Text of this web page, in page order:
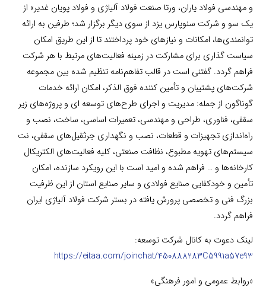
و مهندسی فولاد یاران، ورتا صنعت فولاد آلیاژی و فولاد پویان غدیر» از
یک سو و شرکت سنوپارس یزد از سوی دیگر برگزار شد؛ طرفین به ارائه
توانمندی‌ها، امکانات و نیازهای خود پرداختند تا از این طریق امکان
سیاست گذاری برای مشارکت در زمینه فعالیت‌های مرتبط با هر شرکت
فراهم گردد. گفتنی است در قالب تفاهم‌نامه تنظیم شده بین مجموعه
شرکت‌های پشتیبان و تأمین کننده فوق الذکر، امکان ارائه خدمات
گوناگون از جمله: مدیریت و اجرای طرح‌های توسعه ای و پروژه‌های زیر
سقفی، فناوری، طراحی و مهندسی، تعمیرات اساسی، ساخت، نصب و
راه‌اندازی تجهیزات و قطعات، نصب و نگهداری جرثقیل‌های سقفی، نت
سیستم‌های تهویه مطبوع، نظافت صنعتی، کلیه فعالیت‌های الکتریکال
کارخانه‌ها و … فراهم شده و امید است با این رویکرد سازنده، امکان
تأمین و خودکفایی صنایع فولادی و سایر صنایع استان از این ظرفیت
بزرگ فنی و تخصصی پرورش یافته در بستر شرکت فولاد آلیاژی ایران
فراهم گردد.
لینک دعوت به کانال شرکت توسعه:
https://eitaa.com/joinchat/450888283C5991a57e93
«روابط عمومی و امور فرهنگی»